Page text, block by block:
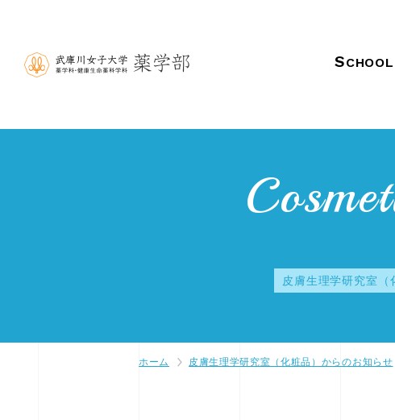
S
皮膚生理学研究室（
ホーム 皮膚生理学研究室（化粧品）からのお知らせ